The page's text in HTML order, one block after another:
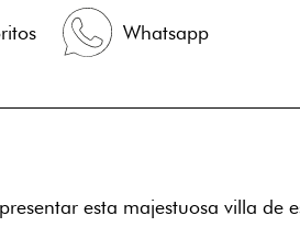
Whatsapp
esta majestuosa villa